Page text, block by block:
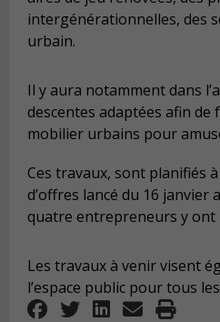
intergénérationnelles, des
urbain.
Il y aura notamment dans
descentes adaptées afin de
mobilier urbains pour
Ces travaux, sont planifiés
d’offres lancé du 16 janvier
quatre entrepreneurs y ont
Les travaux à venir visent
l’espace public pour tous